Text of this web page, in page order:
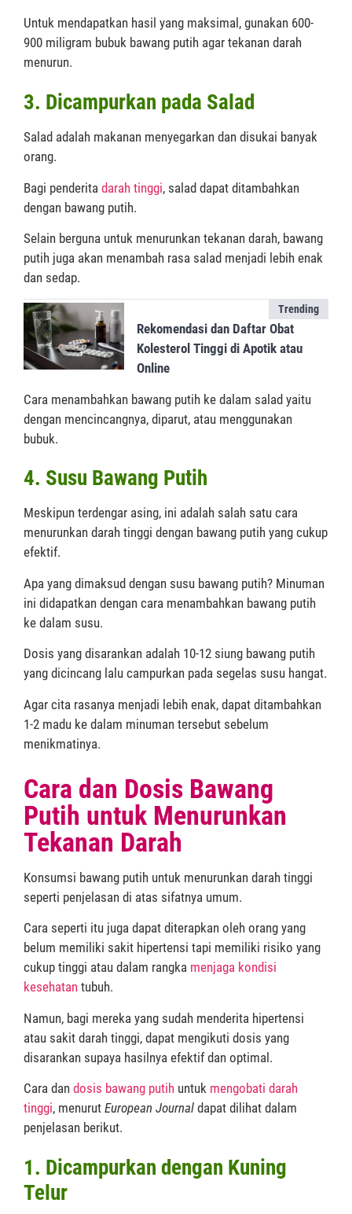
Untuk mendapatkan hasil yang maksimal, gunakan 600-
900 miligram bubuk bawang putih agar tekanan darah
menurun.
3. Dicampurkan pada Salad
Salad adalah makanan menyegarkan dan disukai banyak
orang.
Bagi penderita darah tinggi, salad dapat ditambahkan
dengan bawang putih.
Selain berguna untuk menurunkan tekanan darah, bawang
putih juga akan menambah rasa salad menjadi lebih enak
dan sedap.
Trending
Rekomendasi dan Daftar Obat
Kolesterol Tinggi di Apotik atau
Online
Cara menambahkan bawang putih ke dalam salad yaitu
dengan mencincangnya, diparut, atau menggunakan
bubuk.
4. Susu Bawang Putih
Meskipun terdengar asing, ini adalah salah satu cara
menurunkan darah tinggi dengan bawang putih yang cukup
efektif.
Apa yang dimaksud dengan susu bawang putih? Minuman
ini didapatkan dengan cara menambahkan bawang putih
ke dalam susu.
Dosis yang disarankan adalah 10-12 siung bawang putih
yang dicincang lalu campurkan pada segelas susu hangat.
Agar cita rasanya menjadi lebih enak, dapat ditambahkan
1-2 madu ke dalam minuman tersebut sebelum
menikmatinya.
Cara dan Dosis Bawang
Putih untuk Menurunkan
Tekanan Darah
Konsumsi bawang putih untuk menurunkan darah tinggi
seperti penjelasan di atas sifatnya umum.
Cara seperti itu juga dapat diterapkan oleh orang yang
belum memiliki sakit hipertensi tapi memiliki risiko yang
cukup tinggi atau dalam rangka menjaga kondisi
kesehatan tubuh.
Namun, bagi mereka yang sudah menderita hipertensi
atau sakit darah tinggi, dapat mengikuti dosis yang
disarankan supaya hasilnya efektif dan optimal.
Cara dan dosis bawang putih untuk mengobati darah
tinggi, menurut European Journal dapat dilihat dalam
penjelasan berikut.
1. Dicampurkan dengan Kuning
Telur